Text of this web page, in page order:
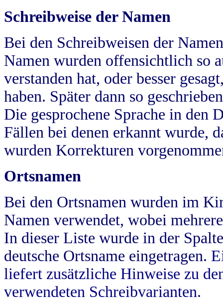
Schreibweise der Namen
Bei den Schreibweisen der
Namen wurden offensichtlich so
verstanden hat, oder besser
haben. Später dann so
Die gesprochene Sprache in
Fällen bei denen erkannt wurde,
wurden Korrekturen
Ortsnamen
Bei den Ortsnamen wurden im
Namen verwendet, wobei
In dieser Liste wurde in der
deutsche Ortsname eingetragen.
liefert zusätzliche Hinweise zu
verwendeten Schreibvarianten.